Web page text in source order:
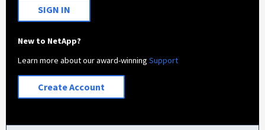
SIGN IN
New to NetApp?
Learn more about our award-winningSupport
Create Account